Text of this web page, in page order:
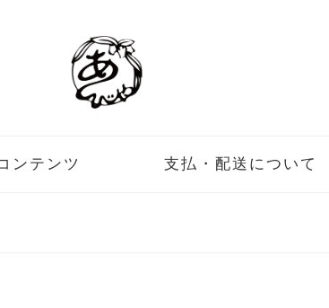
ンテンツ 支払・配送について